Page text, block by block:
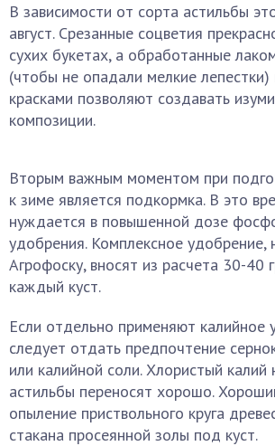
В зависимости от сорта астильбы
август. Срезанные соцветия
сухих букетах, а обработанные
(чтобы не опадали мелкие
красками позволяют создавать
композиции.
Вторым важным моментом при
к зиме является подкормка. В это
нуждается в повышенной дозе
удобрения. Комплексное удобрение,
Агрофоску, вносят из расчета 30-40
каждый куст.
Если отдельно применяют калийное
следует отдать предпочтение
или калийной соли. Хлористый калий
астильбы переносят хорошо.
опыление приствольного круга
стакана просеянной золы под куст.